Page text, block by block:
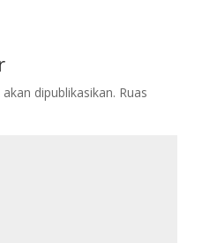
dipublikasikan. Ruas